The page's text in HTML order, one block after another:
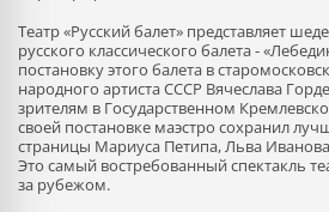
Театр «Русский балет» представляет
русского классического балета -
постановку этого балета в
народного артиста СССР Вячеслава
зрителям в Государственном
своей постановке маэстро сохранил
страницы Мариуса Петипа, Льва
Это самый востребованный спектакль
за рубежом.